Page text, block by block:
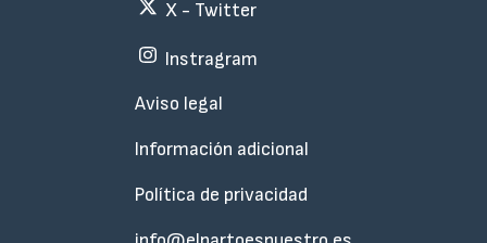
Subfooter
X - Twitter
Instragram
Aviso legal
Información adicional
Política de privacidad